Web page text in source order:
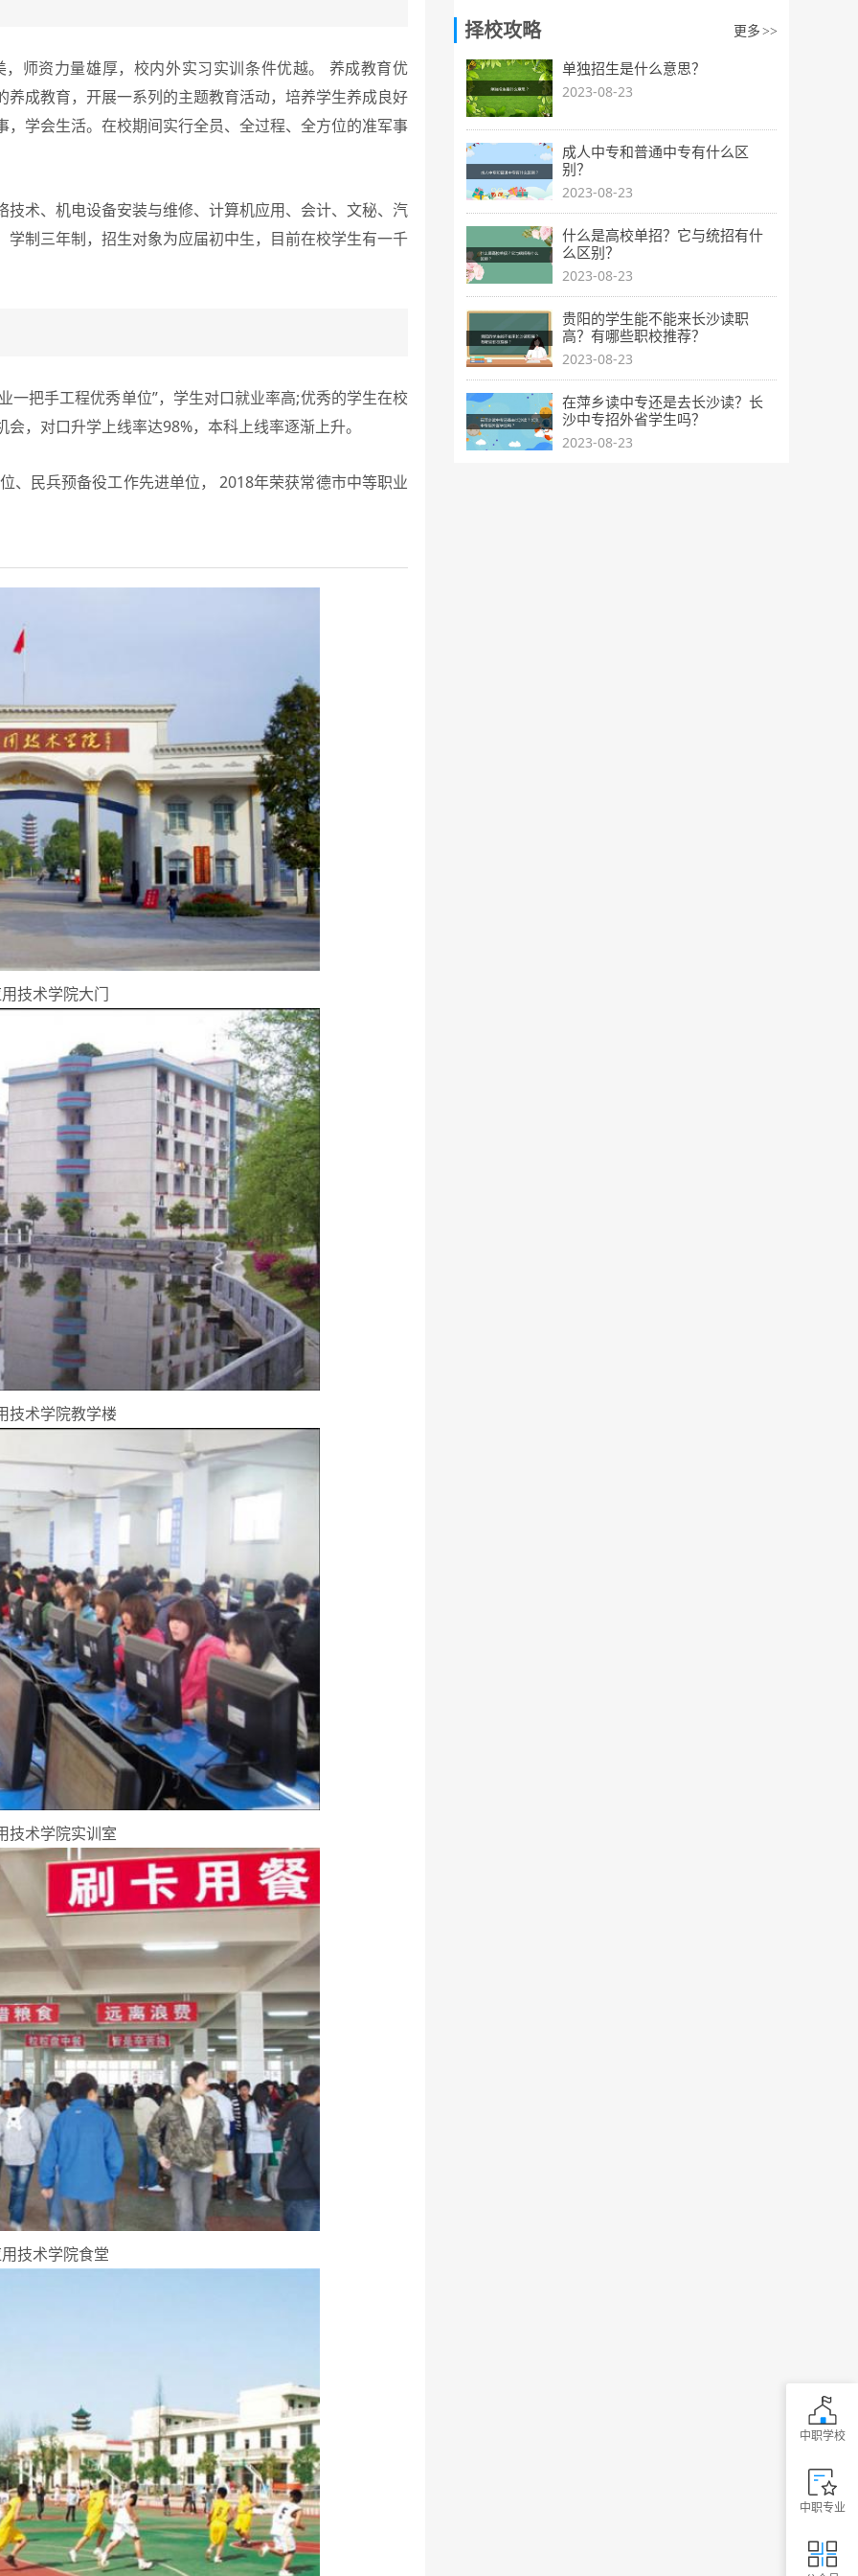
资力量雄厚，校内外实习实训条件优越。 养成教育优
成教育，开展一系列的主题教育活动，培养学生养成良好
学会生活。在校期间实行全员、全过程、全方位的准军事
、机电设备安装与维修、计算机应用、会计、文秘、汽
制三年制，招生对象为应届初中生，目前在校学生有一千
把手工程优秀单位”，学生对口就业率高;优秀的学生在校
，对口升学上线率达98%，本科上线率逐渐上升。
、民兵预备役工作先进单位， 2018年荣获常德市中等职业
技术学院大门
技术学院教学楼
技术学院实训室
技术学院食堂
择校攻略 更多 >>
单独招生是什么意思？
2023-08-23
成人中专和普通中专有什么区
别？
2023-08-23
什么是高校单招？它与统招有什
么区别？
2023-08-23
贵阳的学生能不能来长沙读职
高？有哪些职校推荐？
2023-08-23
在萍乡读中专还是去长沙读？长
沙中专招外省学生吗？
2023-08-23
中职学校
中职专业